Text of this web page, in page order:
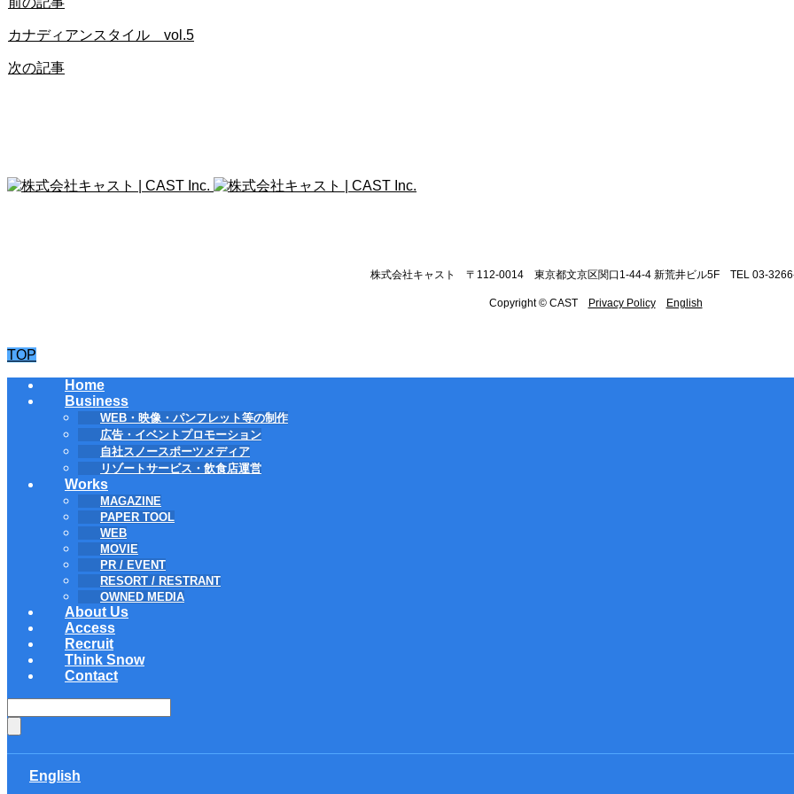
カナディアンスタイル vol.5
次の記事
株式会社キャスト 〒112-0014 東京都文京区関口1-44-4 新荒井ビル5F TEL 03-
Copyright © CAST Privacy Policy English
TOP
Home
Business
WEB・映像・パンフレット等の制作
広告・イベントプロモーション
自社スノースポーツメディア
リゾートサービス・飲食店運営
Works
MAGAZINE
PAPER TOOL
WEB
MOVIE
PR / EVENT
RESORT / RESTRANT
OWNED MEDIA
About Us
Access
Recruit
Think Snow
Contact
English